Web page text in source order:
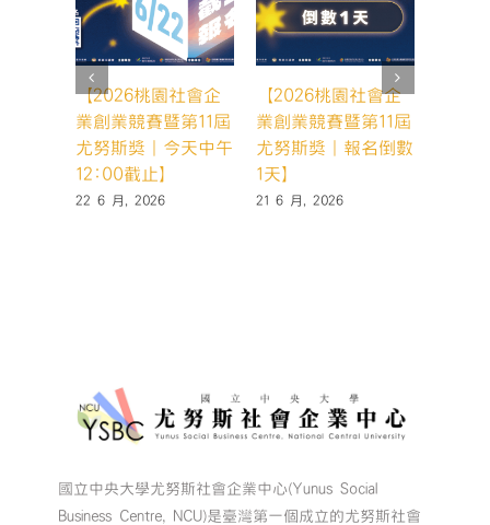
【2026桃園社會企
業創業競賽暨第11屆
尤努斯獎｜今天中午
12:00截止】
22 6 月, 2026
【2026桃園社會企
業創業競賽暨第11屆
尤努斯獎｜報名倒數
1天】
21 6 月, 2026
國立中央大學尤努斯社會企業中心(Yunus Social
Business Centre, NCU)是臺灣第一個成立的尤努斯社會